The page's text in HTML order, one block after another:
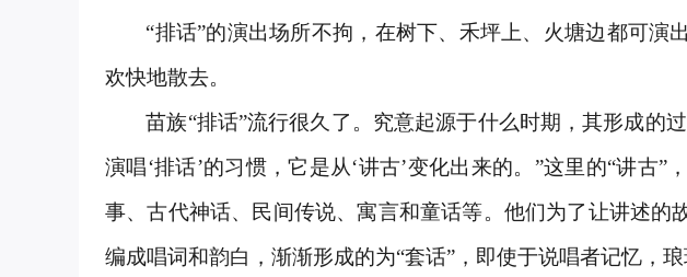
“排话”的演出场所不拘，在树下、禾坪上、火塘边都可
欢快地散去。
苗族“排话”流行很久了。究意起源于什么时期，其形成的
演唱‘排话’的习惯，它是从‘讲古’变化出来的。”这里的“讲
事、古代神话、民间传说、寓言和童话等。他们为了让讲述
编成唱词和韵白，渐渐形成的为“套话”，即使于说唱者记忆，